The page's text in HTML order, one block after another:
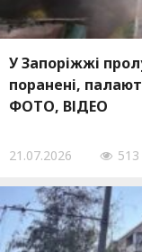
У Запоріжжі
поранені,
ФОТО, ВІДЕО
21.07.2026 513